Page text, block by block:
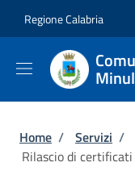
Regione Calabria
Briciole
Home / Servizi /
Rilascio di